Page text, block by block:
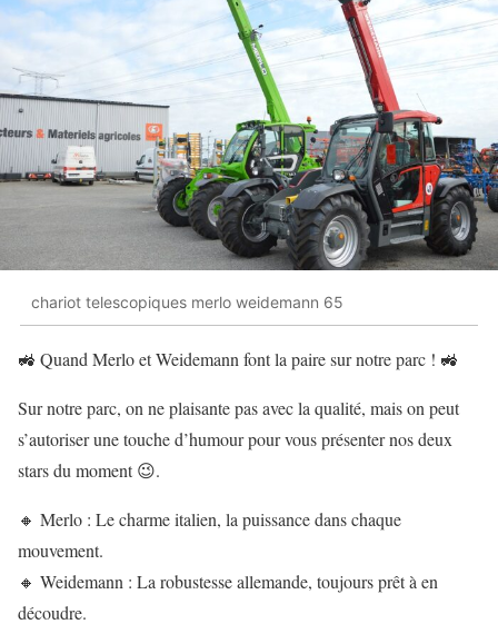
chariot telescopiques merlo weidemann 65
🚜 Quand Merlo et Weidemann font la paire sur notre parc ! 🚜
Sur notre parc, on ne plaisante pas avec la qualité, mais on peut
s’autoriser une touche d’humour pour vous présenter nos deux
stars du moment 😉.
🔸 Merlo : Le charme italien, la puissance dans chaque
mouvement.
🔸 Weidemann : La robustesse allemande, toujours prêt à en
découdre.